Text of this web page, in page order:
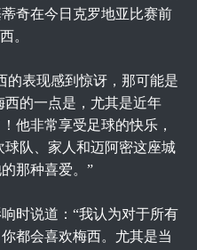
奇在今日克罗地亚比赛前
。
的表现感到惊讶，那可能是
的一点是，尤其是近年
他非常享受足球的快乐，
队、家人和迈阿密这座城
那种喜爱。”
时说道：“我认为对于所有
都会喜欢梅西。尤其是当